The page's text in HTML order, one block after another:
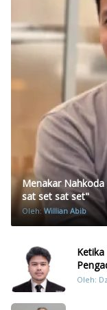
Menakar
sat set sat set"
Oleh:Willian Abib
Oleh: